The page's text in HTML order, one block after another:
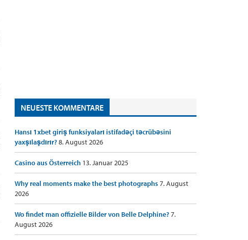
NEUESTE KOMMENTARE
Hansı 1xbet giriş funksiyaları istifadəçi təcrübəsini
yaxşılaşdırır?8. August 2026
Casino aus Österreich 13. Januar 2025
Why real moments make the best photographs7. August
2026
Wo findet man offizielle Bilder von Belle Delphine?7.
August 2026